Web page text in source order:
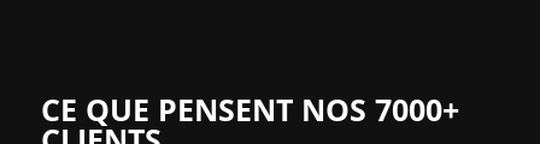
CE QUE PENSENT NOS 7000+